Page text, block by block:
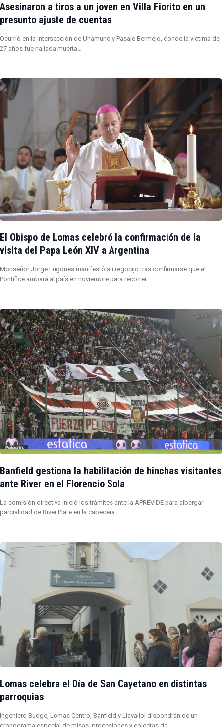
Asesinaron a tiros a un joven en Villa Fiorito en un
presunto ajuste de cuentas
Ocurrió en la intersección de Unamuno y Pasaje Bermejo, donde la víctima de
27 años fue hallada muerta…
El Obispo de Lomas celebró la confirmación de la
visita del Papa León XIV a Argentina
Monseñor Jorge Lugones manifestó su regocijo tras confirmarse que el
Pontífice arribará al país en noviembre para recorrer…
Banfield gestiona la habilitación de hinchas visitantes
ante River en el Florencio Sola
La comisión directiva inició los trámites ante la APREVIDE para albergar
parcialidad de River Plate en la cabecera…
Lomas celebra el Día de San Cayetano en distintas
parroquias
Ingeniero Budge, Lomas Centro, Banfield y Llavallol dispondrán de un
cronograma especial de misas, procesiones y colectas de…